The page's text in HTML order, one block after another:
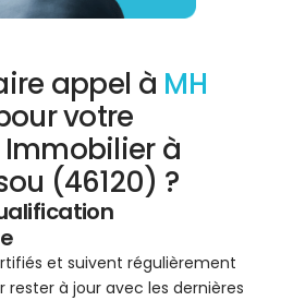
appel à MH
votre
à
(46120) ?
et suivent régulièrement
à jour avec les dernières